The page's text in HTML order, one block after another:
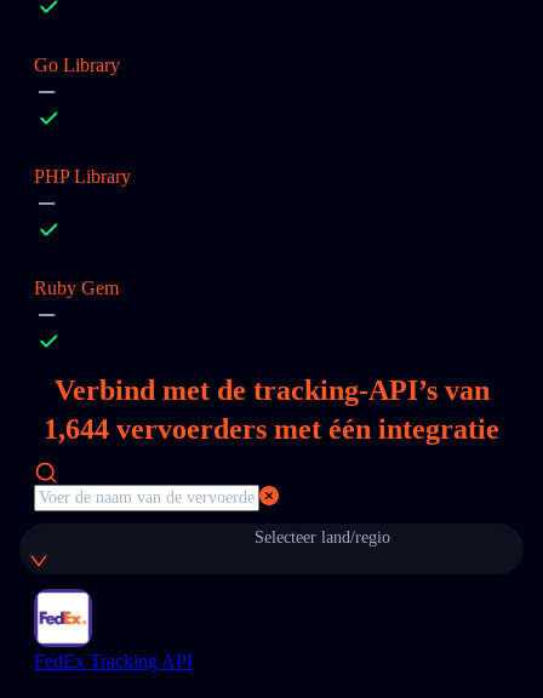
Go Library
PHP Library
Ruby Gem
Verbind met de tracking-API’s van
1,644 vervoerders met één integratie
Selecteer land/regio
FedEx Tracking API